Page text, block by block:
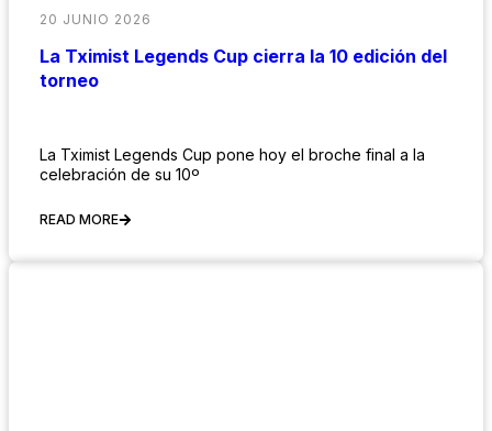
20 JUNIO 2026
La Tximist Legends Cup cierra la 10 edición del
torneo
La Tximist Legends Cup pone hoy el broche final a la
celebración de su 10º
READ MORE